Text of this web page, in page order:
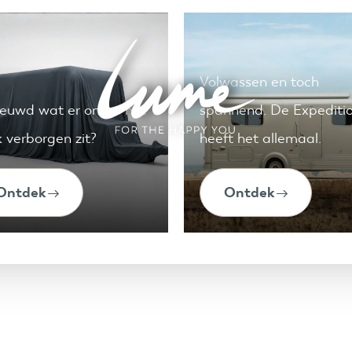
wat er onder het
verborgen zit?
Volwassen en toch
spannend. De
heeft het allemaal.
Ontdek